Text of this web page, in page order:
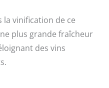
la vinification de ce
plus grande fraîcheur
des vins